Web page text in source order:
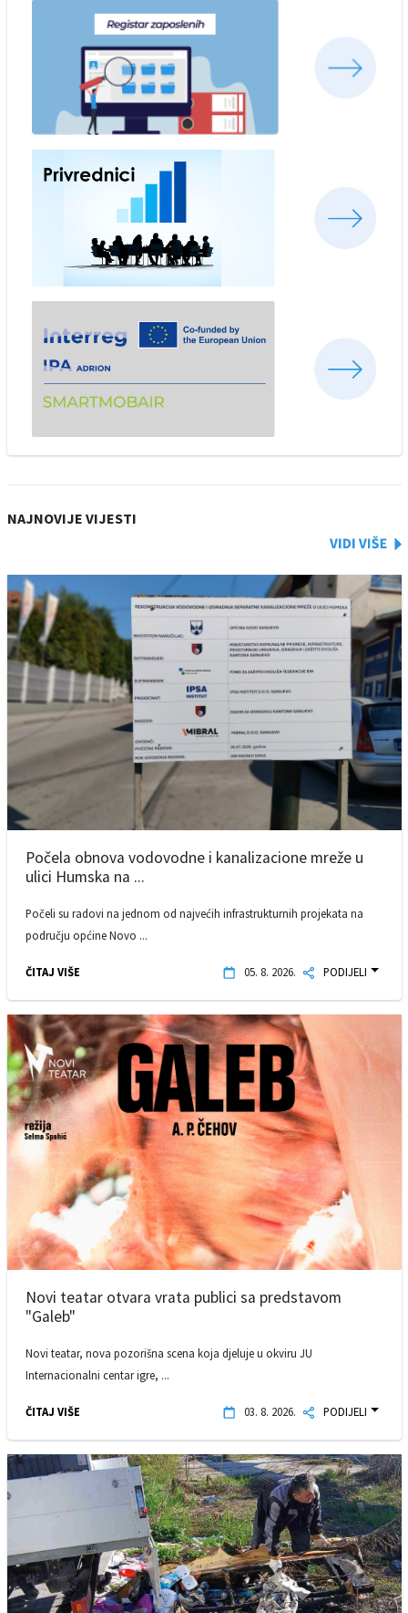
NAJNOVIJE VIJESTI
Počela obnova vodovodne i kanalizacione mreže u
ulici Humska na ...
Počeli su radovi na jednom od najvećih infrastrukturnih projekata na
području općine Novo ...
ČITAJ VIŠE 05. 8. 2026. PODIJELI
Novi teatar otvara vrata publici sa predstavom
"Galeb"
Novi teatar, nova pozorišna scena koja djeluje u okviru JU
Internacionalni centar igre, ...
ČITAJ VIŠE 03. 8. 2026. PODIJELI